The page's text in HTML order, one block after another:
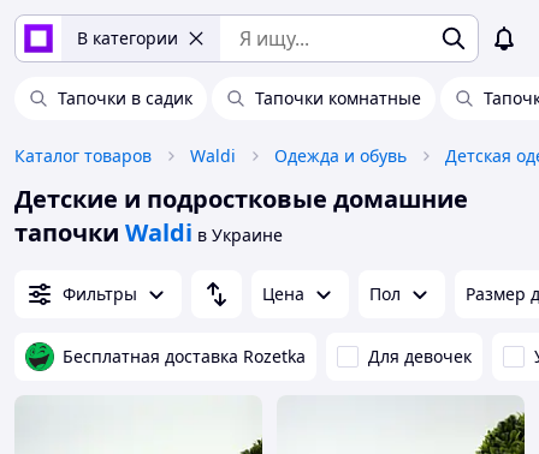
В категории
Тапочки в садик Тапочки комнатные
Каталог товаров Waldi Одежда и обувь Детская
Детские и подростковые домашние
тапочки Waldi в Украине
Фильтры Цена Пол Размер
Бесплатная доставка Rozetka Для девочек